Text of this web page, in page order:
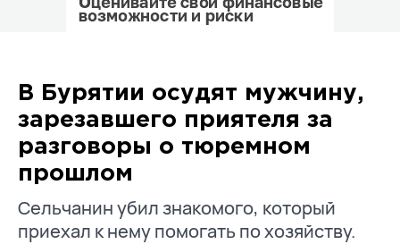
В Бурятии осудят мужчину,
зарезавшего приятеля за
разговоры о тюремном
прошлом
Сельчанин убил знакомого, который
приехал к нему помогать по хозяйству.